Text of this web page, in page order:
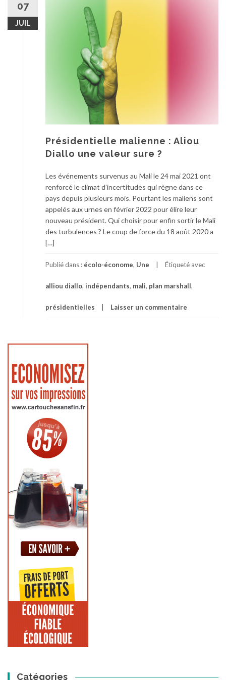
07
JUIL
Présidentielle malienne : Aliou
Diallo une valeur sure ?
Les événements survenus au Mali le 24 mai 2021 ont
renforcé le climat d’incertitudes qui règne dans ce
pays depuis plusieurs mois. Pourtant les maliens sont
appelés aux urnes en février 2022 pour élire leur
nouveau président. Qui choisir pour enfin sortir le Mali
des turbulences ? Le coup de force du 18 août 2020 a
[…]
Publié dans : écolo-économe, Une Étiqueté avec
alliou diallo, indépendants, mali, plan marshall,
présidentielles Laisser un commentaire
Catégories